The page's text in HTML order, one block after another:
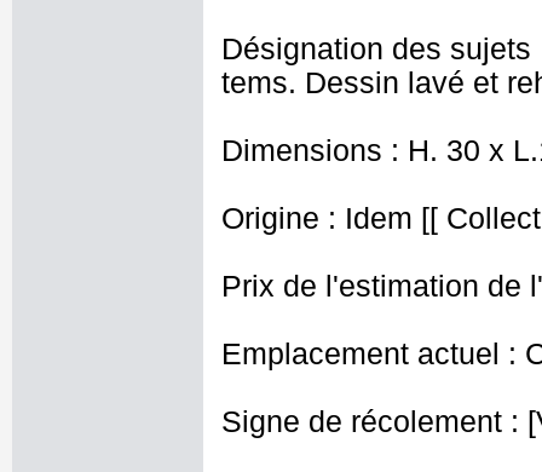
Désignation des
tems. Dessin lavé et
Dimensions : H. 30 x
Origine : Idem [[
Prix de l'estimation de
Emplacement actuel :
Signe de récolement :